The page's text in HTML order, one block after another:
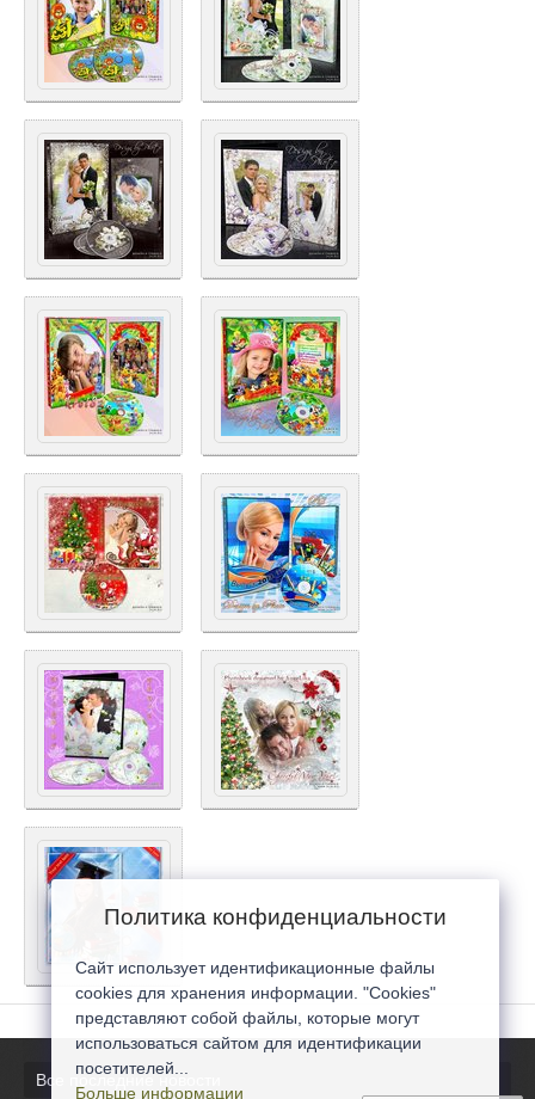
Все последние новости
Политика конфиденциальности
Сайт использует идентификационные файлы
cookies для хранения информации. "Cookies"
представляют собой файлы, которые могут
использоваться сайтом для идентификации
посетителей...
Больше информации